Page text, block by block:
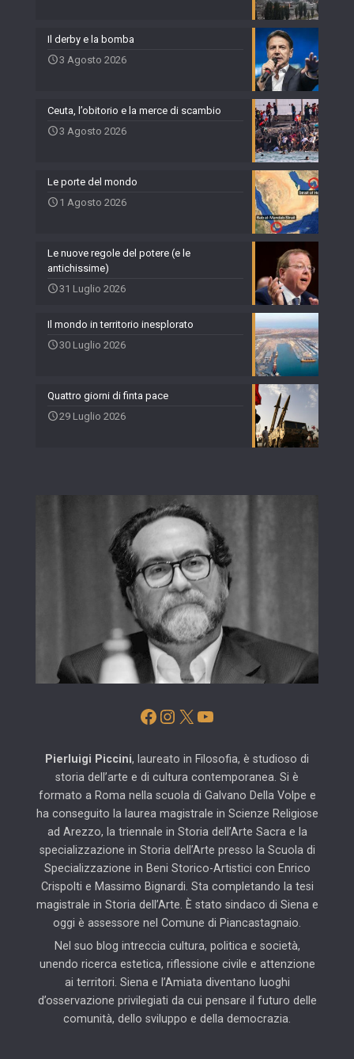
Il derby e la bomba
3 Agosto 2026
Ceuta, l’obitorio e la merce di scambio
3 Agosto 2026
Le porte del mondo
1 Agosto 2026
Le nuove regole del potere (e le
antichissime)
31 Luglio 2026
Il mondo in territorio inesplorato
30 Luglio 2026
Quattro giorni di finta pace
29 Luglio 2026
Facebook
Instagram
X YouTube
Pierluigi Piccini, laureato in Filosofia, è studioso di
storia dell’arte e di cultura contemporanea. Si è
formato a Roma nella scuola di Galvano Della Volpe e
ha conseguito la laurea magistrale in Scienze Religiose
ad Arezzo, la triennale in Storia dell’Arte Sacra e la
specializzazione in Storia dell’Arte presso la Scuola di
Specializzazione in Beni Storico-Artistici con Enrico
Crispolti e Massimo Bignardi. Sta completando la tesi
magistrale in Storia dell’Arte. È stato sindaco di Siena e
oggi è assessore nel Comune di Piancastagnaio.
Nel suo blog intreccia cultura, politica e società,
unendo ricerca estetica, riflessione civile e attenzione
ai territori. Siena e l’Amiata diventano luoghi
d’osservazione privilegiati da cui pensare il futuro delle
comunità, dello sviluppo e della democrazia.